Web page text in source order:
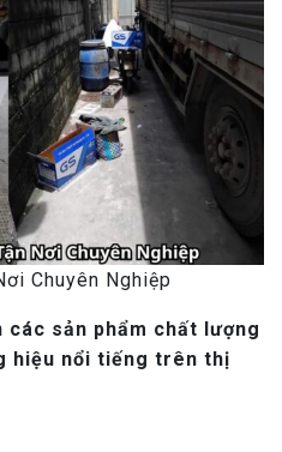
Chuyên Nghiệp
sản phẩm chất lượng
hiệu nổi tiếng trên thị